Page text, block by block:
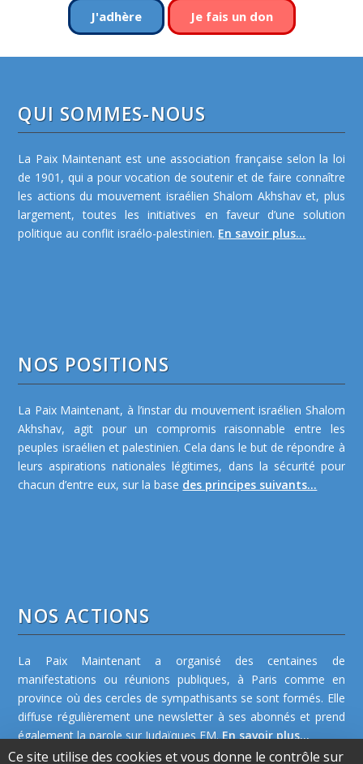
J'adhère Je fais un don
QUI SOMMES-NOUS
La Paix Maintenant est une association française selon la loi
de 1901, qui a pour vocation de soutenir et de faire connaître
les actions du mouvement israélien Shalom Akhshav et, plus
largement, toutes les initiatives en faveur d’une solution
politique au conflit israélo-palestinien. En savoir plus...
NOS POSITIONS
La Paix Maintenant, à l’instar du mouvement israélien Shalom
Akhshav, agit pour un compromis raisonnable entre les
peuples israélien et palestinien. Cela dans le but de répondre à
leurs aspirations nationales légitimes, dans la sécurité pour
chacun d’entre eux, sur la base des principes suivants...
NOS ACTIONS
La Paix Maintenant a organisé des centaines de
manifestations ou réunions publiques, à Paris comme en
province où des cercles de sympathisants se sont formés. Elle
diffuse régulièrement une newsletter à ses abonnés et prend
également la parole sur Judaïques FM.En savoir plus...
Ce site utilise des cookies et vous donne le contrôle sur